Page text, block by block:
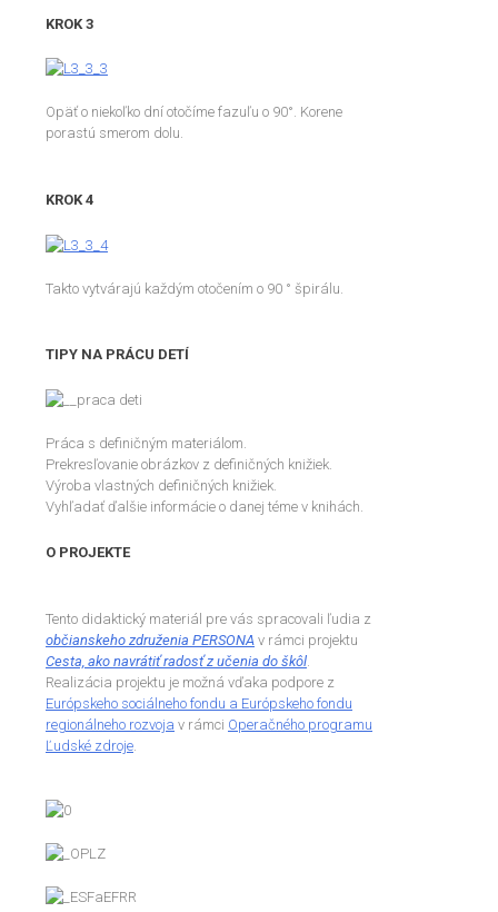
KROK 3
Opäť o niekoľko dní otočíme fazuľu o 90°. Korene
porastú smerom dolu.
KROK 4
Takto vytvárajú každým otočením o 90 ° špirálu.
TIPY NA PRÁCU DETÍ
Práca s definičným materiálom.
Prekresľovanie obrázkov z definičných knižiek.
Výroba vlastných definičných knižiek.
Vyhľadať ďalšie informácie o danej téme v knihách.
O PROJEKTE
Tento didaktický materiál pre vás spracovali ľudia z
občianskeho združenia PERSONA v rámci projektu
Cesta, ako navrátiť radosť z učenia do škôl
Realizácia projektu je možná vďaka podpore z
Európskeho sociálneho fondu a Európskeho fondu
regionálneho rozvoja v rámci Operačného programu
Ľudské zdroje